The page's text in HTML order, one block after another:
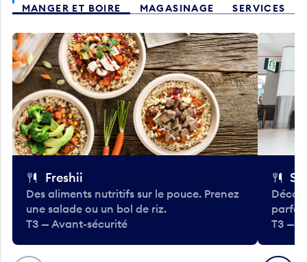
MANGER ET BOIRE
MAGASINAGE SERVICES
Freshii
Des aliments nutritifs sur le pouce. Prenez
une salade ou un bol de riz.
T3 — Avant-sécurité
T3 —